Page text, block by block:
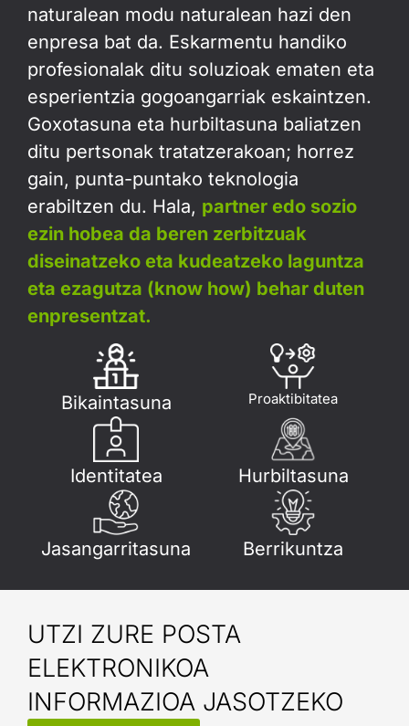
naturalean modu naturalean hazi den
enpresa bat da. Eskarmentu handiko
profesionalak ditu soluzioak ematen eta
esperientzia gogoangarriak eskaintzen.
Goxotasuna eta hurbiltasuna baliatzen
ditu pertsonak tratatzerakoan; horrez
gain, punta-puntako teknologia
erabiltzen du. Hala, partner edo sozio
ezin hobea da beren zerbitzuak
diseinatzeko eta kudeatzeko laguntza
eta ezagutza (know how) behar duten
enpresentzat.
Bikaintasuna Proaktibitatea
Identitatea Hurbiltasuna
Jasangarritasuna Berrikuntza
UTZI ZURE POSTA
ELEKTRONIKOA
INFORMAZIOA JASOTZEKO